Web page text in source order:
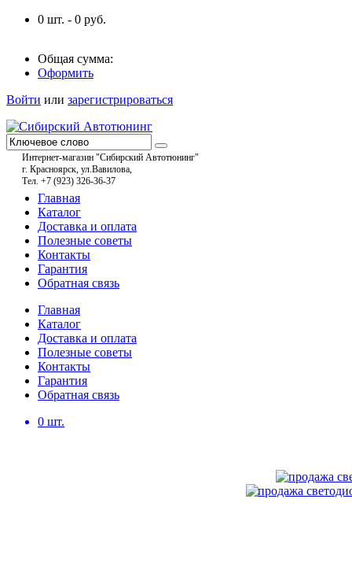
0 шт. - 0 руб.
Общая сумма:
Оформить
Войти или зарегистрироваться
Интернет-магазин "Сибирский Автотюнинг"
г. Красноярск, ул.Вавилова,
Тел. +7 (923) 326-36-37
Главная
Каталог
Доставка и оплата
Полезные советы
Контакты
Гарантия
Обратная связь
Главная
Каталог
Доставка и оплата
Полезные советы
Контакты
Гарантия
Обратная связь
0 шт.